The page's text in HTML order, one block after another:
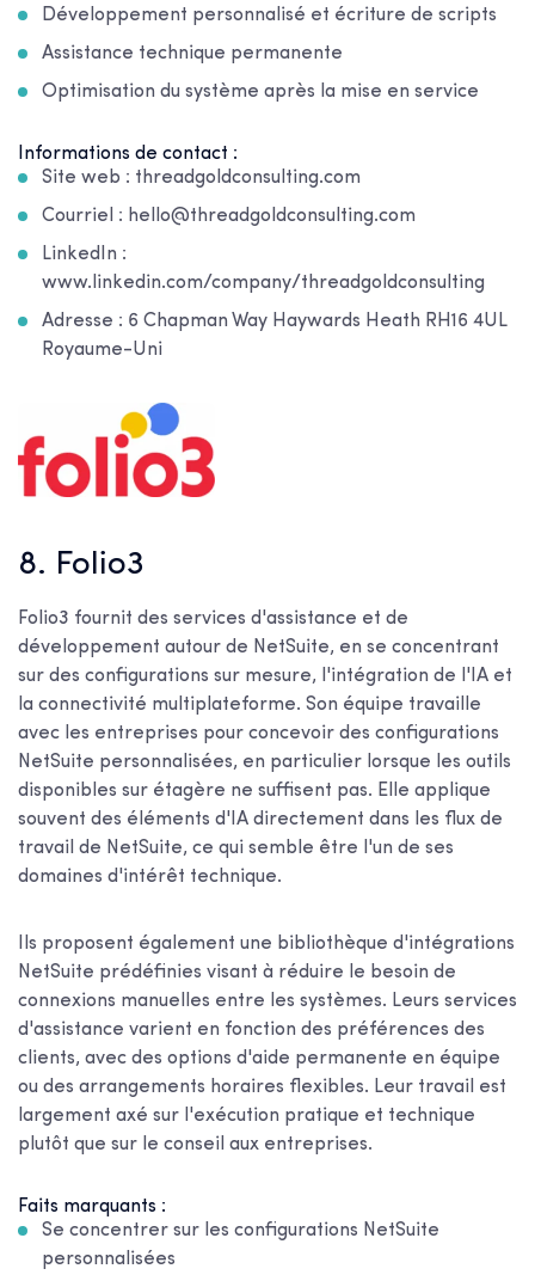
Développement personnalisé et écriture de scripts
Assistance technique permanente
Optimisation du système après la mise en service
Informations de contact :
Site web : threadgoldconsulting.com
Courriel : hello@threadgoldconsulting.com
LinkedIn :
www.linkedin.com/company/threadgoldconsulting
Adresse : 6 Chapman Way Haywards Heath RH16 4UL
Royaume-Uni
8. Folio3
Folio3 fournit des services d'assistance et de
développement autour de NetSuite, en se concentrant
sur des configurations sur mesure, l'intégration de l'IA et
la connectivité multiplateforme. Son équipe travaille
avec les entreprises pour concevoir des configurations
NetSuite personnalisées, en particulier lorsque les outils
disponibles sur étagère ne suffisent pas. Elle applique
souvent des éléments d'IA directement dans les flux de
travail de NetSuite, ce qui semble être l'un de ses
domaines d'intérêt technique.
Ils proposent également une bibliothèque d'intégrations
NetSuite prédéfinies visant à réduire le besoin de
connexions manuelles entre les systèmes. Leurs services
d'assistance varient en fonction des préférences des
clients, avec des options d'aide permanente en équipe
ou des arrangements horaires flexibles. Leur travail est
largement axé sur l'exécution pratique et technique
plutôt que sur le conseil aux entreprises.
Faits marquants :
Se concentrer sur les configurations NetSuite
personnalisées